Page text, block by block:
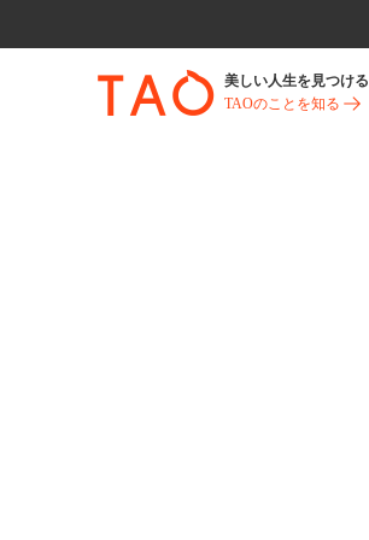
美しい人生を見つける
TAOのことを知る